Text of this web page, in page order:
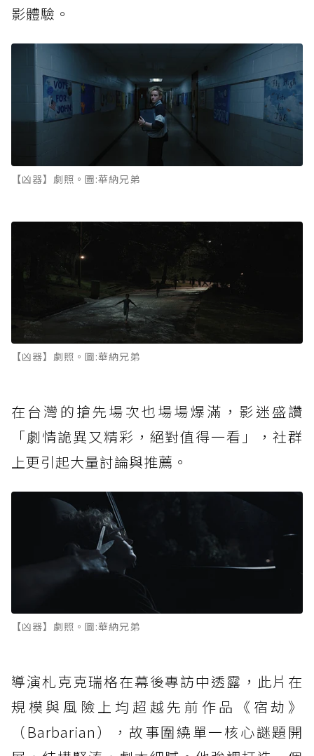
影體驗。
【凶器】劇照。圖:華納兄弟
【凶器】劇照。圖:華納兄弟
在台灣的搶先場次也場場爆滿，影迷盛讚
「劇情詭異又精彩，絕對值得一看」，社群
上更引起大量討論與推薦。
【凶器】劇照。圖:華納兄弟
導演札克克瑞格在幕後專訪中透露，此片在
規模與風險上均超越先前作品《宿劫》
（Barbarian），故事圍繞單一核心謎題開